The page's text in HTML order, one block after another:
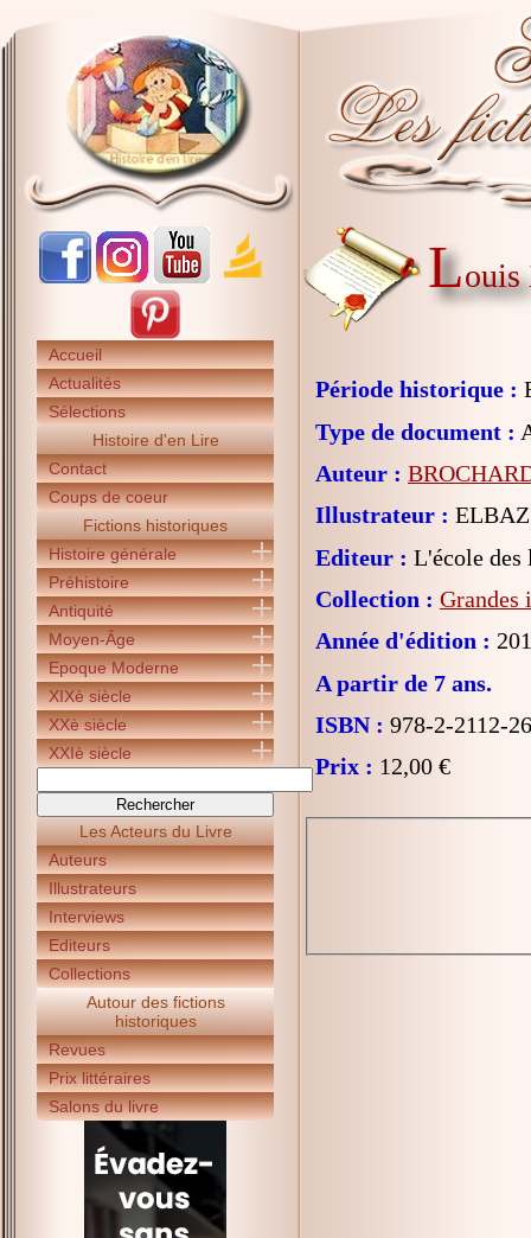
Accueil
Actualités
Sélections
Histoire d'en Lire
Contact
Coups de coeur
Fictions historiques
Histoire générale
Préhistoire
Antiquité
Moyen-Âge
Epoque Moderne
XIXè siècle
XXè siècle
XXIè siècle
Les Acteurs du Livre
Auteurs
Illustrateurs
Interviews
Editeurs
Collections
Autour des fictions
historiques
Revues
Prix littéraires
Salons du livre
Louis
Période historique :
Type de document :
Auteur :
Illustrateur :
Editeur : L'école des
Collection : Grandes
Année d'édition :
A partir de 7 ans.
ISBN : 978-2-2112-
Prix : 12,00 €